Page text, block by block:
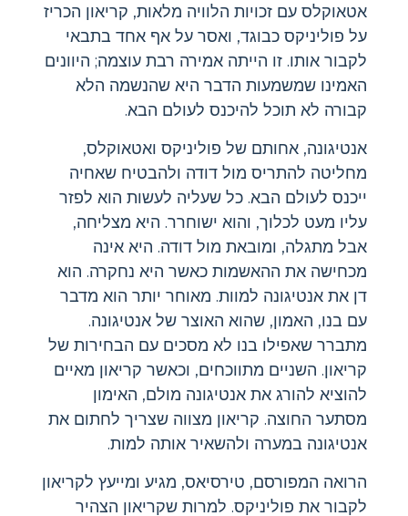
אטאוקלס עם זכויות הלוויה מלאות, קריאון הכריז
על פוליניקס כבוגד, ואסר על אף אחד בתבאי
לקבור אותו. זו הייתה אמירה רבת עוצמה; היוונים
האמינו שמשמעות הדבר היא שהנשמה הלא
קבורה לא תוכל להיכנס לעולם הבא.
אנטיגונה, אחותם של פוליניקס ואטאוקלס,
מחליטה להתריס מול דודה ולהבטיח שאחיה
ייכנס לעולם הבא. כל שעליה לעשות הוא לפזר
עליו מעט לכלוך, והוא ישוחרר. היא מצליחה,
אבל מתגלה, ומובאת מול דודה. היא אינה
מכחישה את ההאשמות כאשר היא נחקרה. הוא
דן את אנטיגונה למוות. מאוחר יותר הוא מדבר
עם בנו, האמון, שהוא האוצר של אנטיגונה.
מתברר שאפילו בנו לא מסכים עם הבחירות של
קריאון. השניים מתווכחים, וכאשר קריאון מאיים
להוציא להורג את אנטיגונה מולם, האימון
מסתער החוצה. קריאון מצווה שצריך לחתום את
אנטיגונה במערה ולהשאיר אותה למות.
הרואה המפורסם, טירסיאס, מגיע ומייעץ לקריאון
לקבור את פוליניקס. למרות שקריאון הצהיר